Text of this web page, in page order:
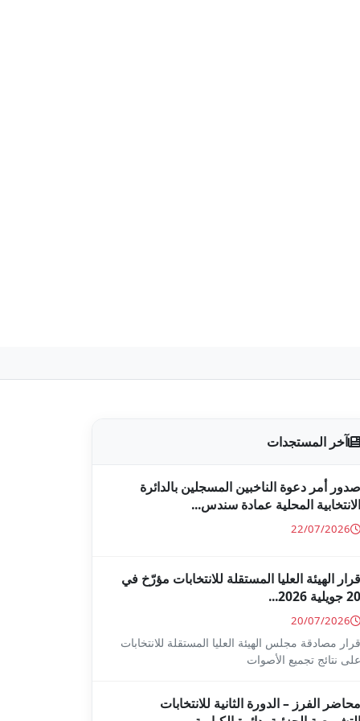
آخر المستجدات
صدور أمر دعوة الناخبين المسجلين بالدائرة
الانتخابية المحلية عمادة سندس...
22/07/2026
قرار الهيئة العليا المستقلة للانتخابات مؤرّخ في
20 جويلية 2026...
20/07/2026
قرار مصادقة مجلس الهيئة العليا المستقلة للانتخابات
على نتائج تجميع الأصوات
محاضر الفرز – الدورة الثانية للانتخابات